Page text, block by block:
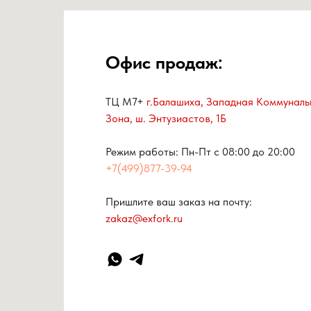
Офис продаж:
ТЦ М7+ г.Балашиха, Западная
Зона, ш. Энтузиастов, 1Б
Режим работы: Пн-Пт с 08:00 до 20:00
+7(499)877-39-94
Пришлите ваш заказ на почту:
zakaz@exfork.ru